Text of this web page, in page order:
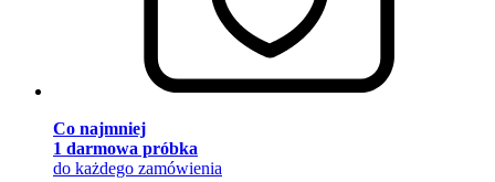
Co najmniej
1 darmowa próbka
do każdego zamówienia